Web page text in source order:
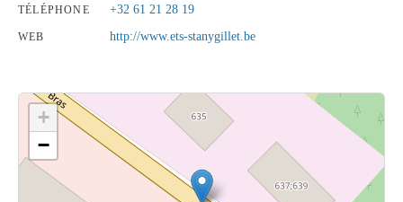
TÉLÉPHONE +32 61 21 28 19
WEB http://www.ets-stanygillet.be
Cliquez sur le bouton pour afficher la carte.
+
−